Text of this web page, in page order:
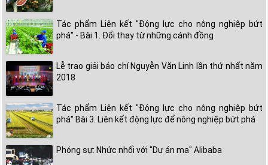
Tác phẩm Liên kết "Động lực cho nông nghiệp bứt
phá" - Bài 1. Đổi thay từ những cánh đồng
Lễ trao giải báo chí Nguyễn Văn Linh lần thứ nhất năm
2018
Tác phẩm Liên kết "Động lực cho nông nghiệp bứt
phá" Bài 3. Liên kết động lực để nông nghiệp bứt phá
Phóng sự: Nhức nhối với "Dự án ma" Alibaba